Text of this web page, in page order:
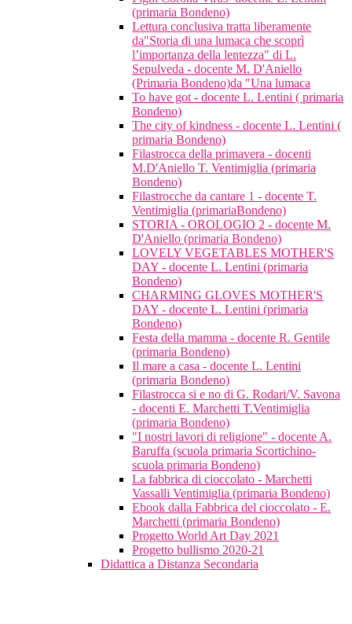
(primaria Bondeno)
Lettura conclusiva tratta liberamente
da"Storia di una lumaca che scoprì
l’importanza della lentezza" di L.
Sepulveda - docente M. D'Aniello
(Primaria Bondeno)da "Una lumaca
To have got - docente L. Lentini ( primaria
Bondeno)
The city of kindness - docente L. Lentini (
primaria Bondeno)
Filastrocca della primavera - docenti
M.D'Aniello T. Ventimiglia (primaria
Bondeno)
Filastrocche da cantare 1 - docente T.
Ventimiglia (primariaBondeno)
STORIA - OROLOGIO 2 - docente M.
D'Aniello (primaria Bondeno)
LOVELY VEGETABLES MOTHER'S
DAY - docente L. Lentini (primaria
Bondeno)
CHARMING GLOVES MOTHER'S
DAY - docente L. Lentini (primaria
Bondeno)
Festa della mamma - docente R. Gentile
(primaria Bondeno)
Il mare a casa - docente L. Lentini
(primaria Bondeno)
Filastrocca si e no di G. Rodari/V. Savona
- docenti E. Marchetti T.Ventimiglia
(primaria Bondeno)
"I nostri lavori di religione" - docente A.
Baruffa (scuola primaria Scortichino-
scuola primaria Bondeno)
La fabbrica di cioccolato - Marchetti
Vassalli Ventimiglia (primaria Bondeno)
Ebook dalla Fabbrica del cioccolato - E.
Marchetti (primaria Bondeno)
Progetto World Art Day 2021
Progetto bullismo 2020-21
Didattica a Distanza Secondaria